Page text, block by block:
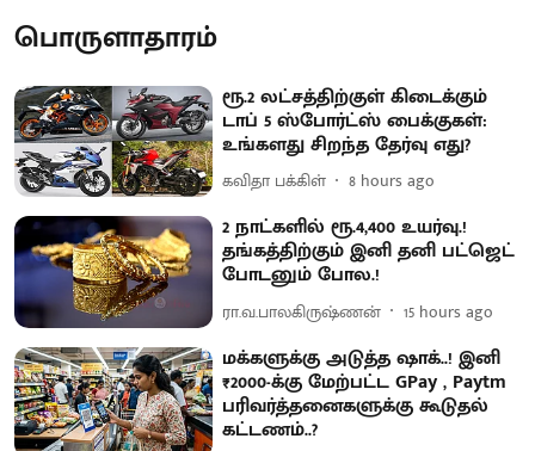
பொருளாதாரம்
ரூ.2 லட்சத்திற்குள் கிடைக்கும்
டாப் 5 ஸ்போர்ட்ஸ் பைக்குகள்:
உங்களது சிறந்த தேர்வு எது?
கவிதா பக்கிள் 8 hours ago
2 நாட்களில் ரூ.4,400 உயர்வு.!
தங்கத்திற்கும் இனி தனி பட்ஜெட்
போடனும் போல.!
ரா.வ.பாலகிருஷ்ணன் 15 hours ago
மக்களுக்கு அடுத்த ஷாக்..! இனி
₹2000-க்கு மேற்பட்ட GPay , Paytm
பரிவர்த்தனைகளுக்கு கூடுதல்
கட்டணம்..?